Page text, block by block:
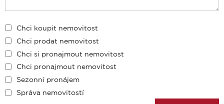
Chci koupit nemovitost
Chci prodat nemovitost
Chci si pronajmout nemovitost
Chci pronajmout nemovitost
Sezonní pronájem
Správa nemovitostí